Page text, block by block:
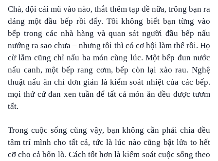
Chà, đội cái mũ vào nào, thắt thêm tạp dề nữa, trông bạn ra
dáng một đầu bếp rồi đấy. Tôi không biết bạn từng vào
bếp trong các nhà hàng và quan sát người đầu bếp nấu
nướng ra sao chưa – nhưng tôi thì có cơ hội làm thế rồi. Họ
cừ lắm cũng chỉ nấu ba món cùng lúc. Một bếp đun nước
nấu canh, một bếp rang cơm, bếp còn lại xào rau. Nghệ
thuật nấu ăn chỉ đơn giản là kiểm soát nhiệt của các bếp.
mọi thứ cứ đan xen tuần để tất cả món ăn đều được tươm
tất.
Trong cuộc sống cũng vậy, bạn không cần phải chia đều
tâm trí mình cho tất cả, tức là lúc nào cũng bật lửa to hết
cỡ cho cả bốn lò. Cách tốt hơn là kiểm soát cuộc sống theo